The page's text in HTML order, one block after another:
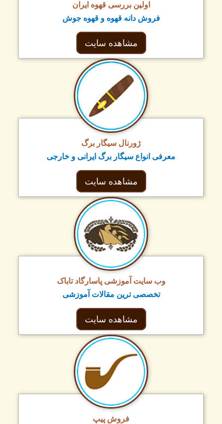
اولین بررسی قهوه ایران
فروش دانه قهوه و قهوه جوش
مشاهده سایت
ژورنال سیگار برگ
معرفی انواع سیگار برگ ایرانی و خارجی
مشاهده سایت
وب سایت آموزشی پاسارگاد تاباک
تخصصی ترین مقالات آموزشی
مشاهده سایت
فروش پیپ